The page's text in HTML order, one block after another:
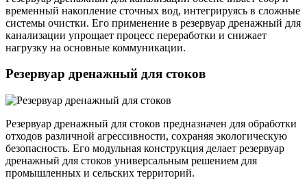
временный накопление сточных вод, интегрируясь в сложные
системы очистки. Его применение в резервуар дренажный для
канализации упрощает процесс переработки и снижает
нагрузку на основные коммуникации.
Резервуар дренажный для стоков
Резервуар дренажный для стоков предназначен для обработки
отходов различной агрессивности, сохраняя экологическую
безопасность. Его модульная конструкция делает резервуар
дренажный для стоков универсальным решением для
промышленных и сельских территорий.